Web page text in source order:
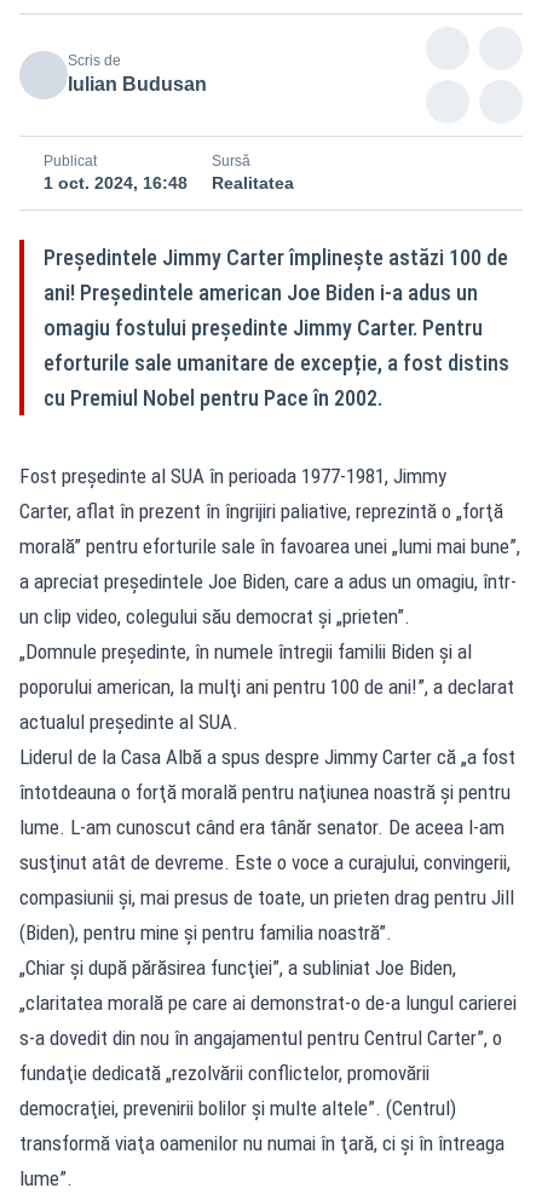
Scris de
Iulian Budusan
Publicat
1 oct. 2024, 16:48
Sursă
Realitatea
Președintele Jimmy Carter împlinește astăzi 100 de
ani! Preşedintele american Joe Biden i-a adus un
omagiu fostului preşedinte Jimmy Carter. Pentru
eforturile sale umanitare de excepție, a fost distins
cu Premiul Nobel pentru Pace în 2002.
Fost preşedinte al SUA în perioada 1977-1981, Jimmy
Carter, aflat în prezent în îngrijiri paliative, reprezintă o „forţă
morală” pentru eforturile sale în favoarea unei „lumi mai bune”,
a apreciat preşedintele Joe Biden, care a adus un omagiu, într-
un clip video, colegului său democrat şi „prieten”.
„Domnule preşedinte, în numele întregii familii Biden şi al
poporului american, la mulţi ani pentru 100 de ani!”, a declarat
actualul preşedinte al SUA.
Liderul de la Casa Albă a spus despre Jimmy Carter că „a fost
întotdeauna o forţă morală pentru naţiunea noastră şi pentru
lume. L-am cunoscut când era tânăr senator. De aceea l-am
susţinut atât de devreme. Este o voce a curajului, convingerii,
compasiunii şi, mai presus de toate, un prieten drag pentru Jill
(Biden), pentru mine şi pentru familia noastră”.
„Chiar şi după părăsirea funcţiei”, a subliniat Joe Biden,
„claritatea morală pe care ai demonstrat-o de-a lungul carierei
s-a dovedit din nou în angajamentul pentru Centrul Carter”, o
fundaţie dedicată „rezolvării conflictelor, promovării
democraţiei, prevenirii bolilor şi multe altele”. (Centrul)
transformă viaţa oamenilor nu numai în ţară, ci şi în întreaga
lume”.